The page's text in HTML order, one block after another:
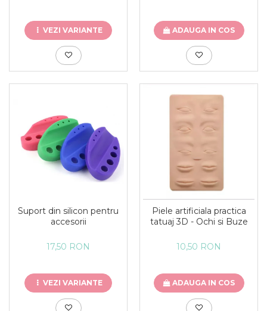
VEZI VARIANTE ADAUGA IN COS
Suport din silicon pentru
accesorii
17,50 RON
VEZI VARIANTE
Piele artificiala practica
tatuaj 3D - Ochi si Buze
10,50 RON
ADAUGA IN COS